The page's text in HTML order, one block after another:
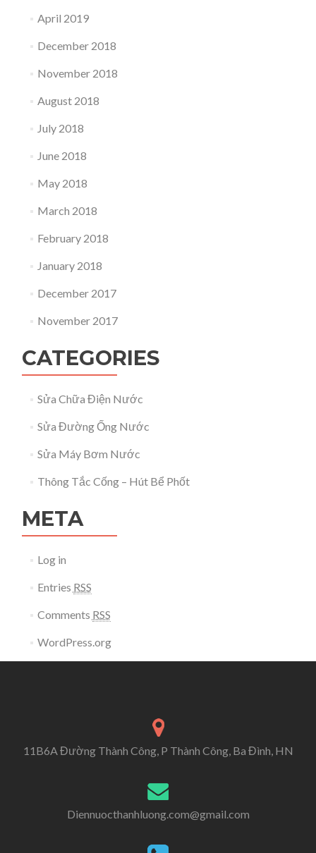
April 2019
December 2018
November 2018
August 2018
July 2018
June 2018
May 2018
March 2018
February 2018
January 2018
December 2017
November 2017
CATEGORIES
Sửa Chữa Điện Nước
Sửa Đường Ống Nước
Sửa Máy Bơm Nước
Thông Tắc Cống – Hút Bể Phốt
META
Log in
Entries RSS
Comments RSS
WordPress.org
11B6A Đường Thành Công, P Thành Công, Ba Đình, HN
Diennuocthanhluong.com@gmail.com